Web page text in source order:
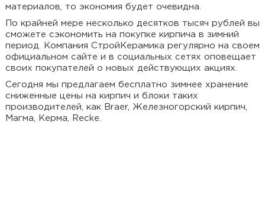
материалов, то экономия будет очевидна.
По крайней мере несколько десятков тысяч рублей вы
сможете сэкономить на покупке кирпича в зимний
период. Компания СтройКерамика регулярно на своем
официальном сайте и в социальных сетях оповещает
своих покупателей о новых действующих акциях.
Сегодня мы предлагаем бесплатно зимнее хранение
сниженные цены на кирпич и блоки таких
производителей, как Braer, Железногорский кирпич,
Магма, Керма, Recke.